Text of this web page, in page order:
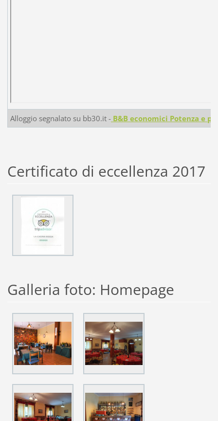
Alloggio segnalato su bb30.it -B&B economici Potenza e
Certificato di eccellenza 2017
Galleria foto: Homepage